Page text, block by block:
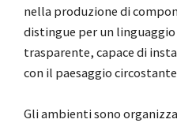
nella produzione di
distingue per un
trasparente, capace di
con il paesaggio
Gli ambienti sono